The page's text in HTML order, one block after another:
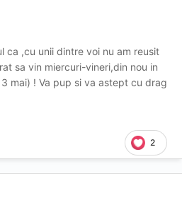
ca ,cu unii dintre voi nu am reusit
sa vin miercuri-vineri,din nou in
mai) ! Va pup si va astept cu drag
2